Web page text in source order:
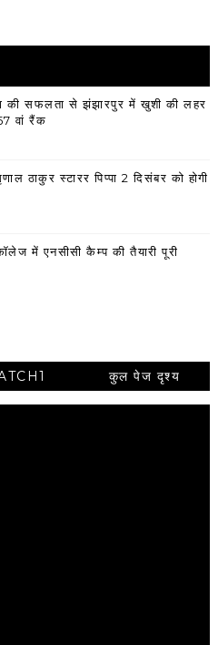
की सफलता से झंझारपुर में खुशी की लहर
वां रैंक
ठाकुर स्टारर पिप्पा 2 दिसंबर को होगी
में एनसीसी कैम्प की तैयारी पूरी
कुल पेज दृश्य